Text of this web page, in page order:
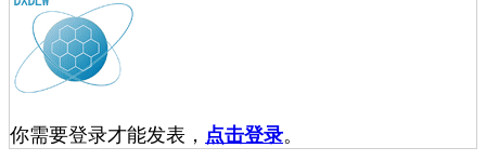
你需要登录才能发表， 点击登录。